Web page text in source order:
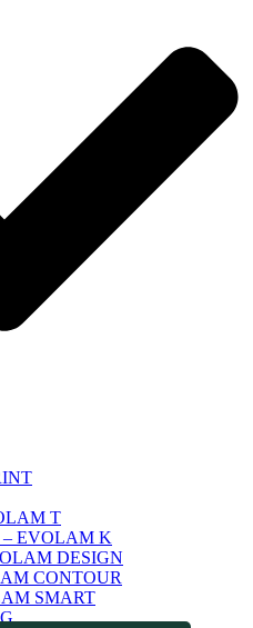
T
– EVOLAM K
DESIGN
CONTOUR
SMART